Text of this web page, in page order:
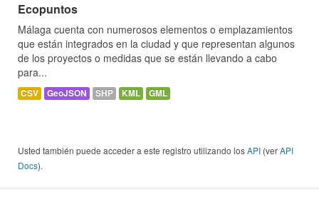
Ecopuntos
Málaga cuenta con numerosos elementos o emplazamientos
que están integrados en la ciudad y que representan algunos
de los proyectos o medidas que se están llevando a cabo
para...
CSV GeoJSON SHP KML GML
Usted también puede acceder a este registro utilizando losAPI (verAPI
Docs).